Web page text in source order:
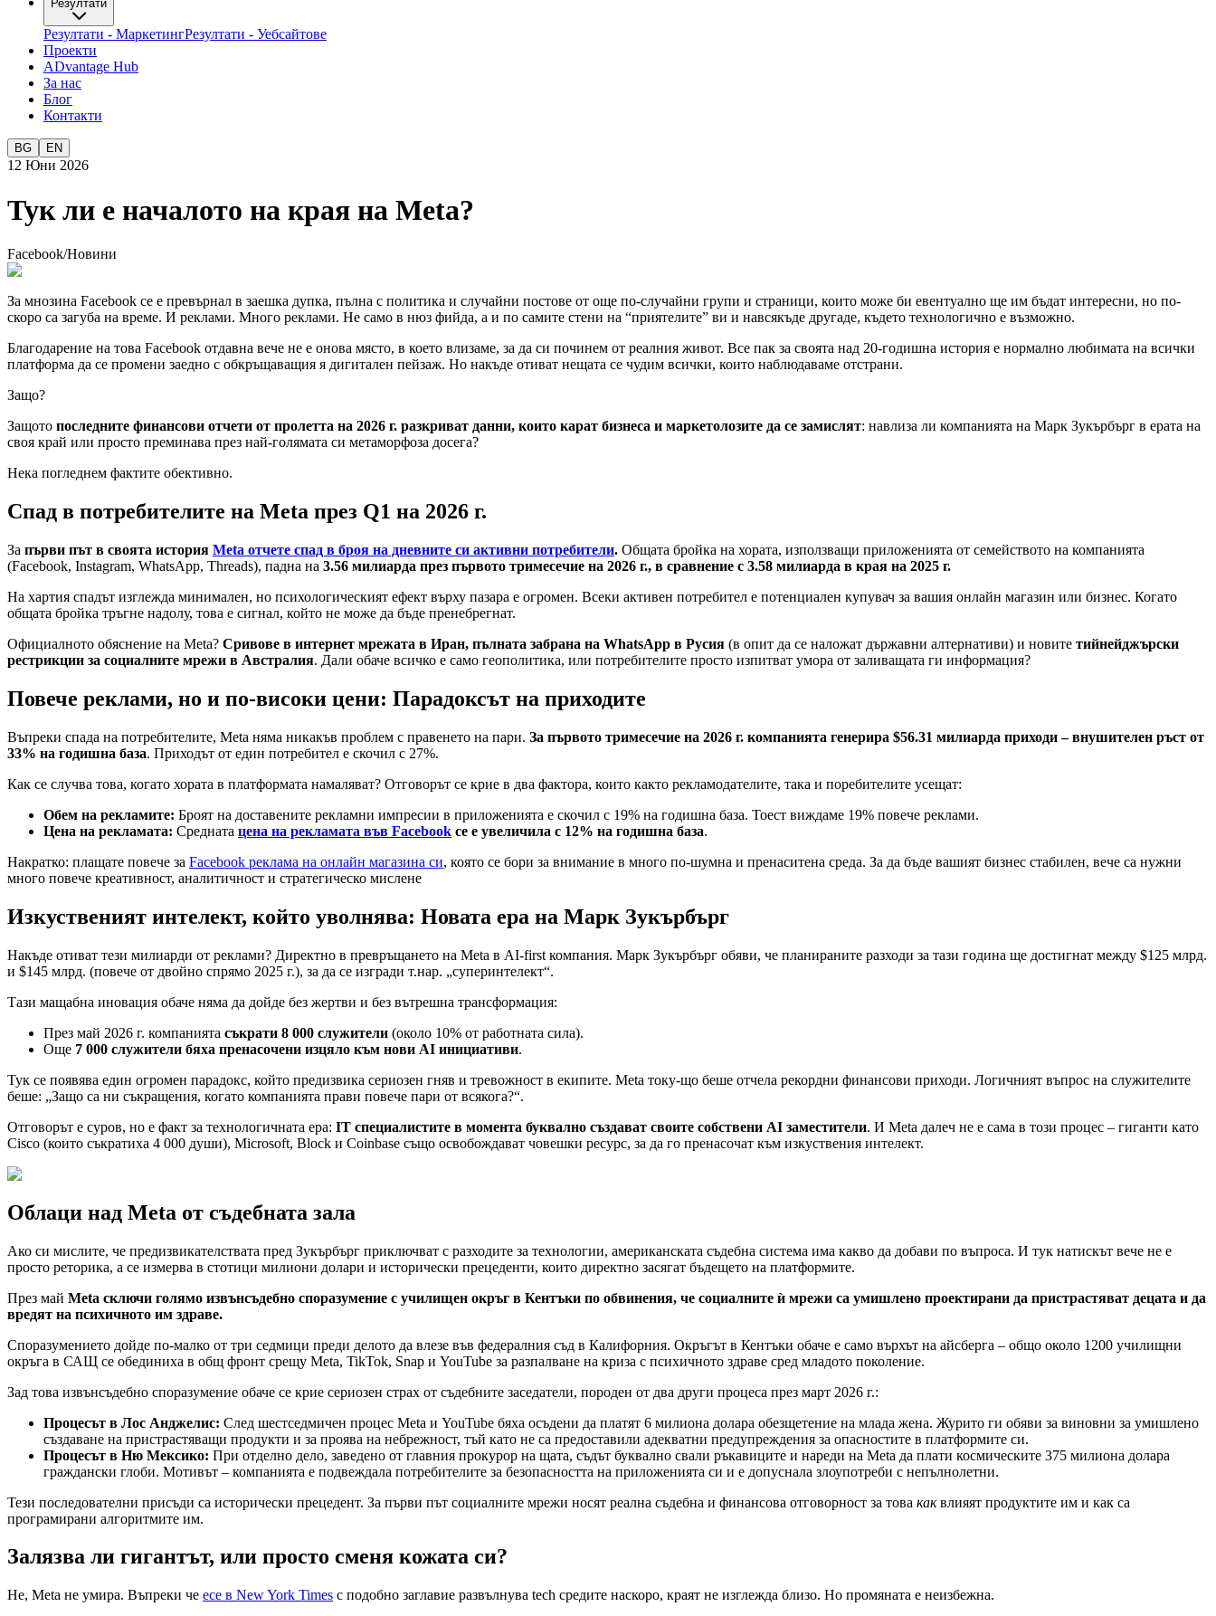
Резултати
Резултати - МаркетингРезултати - Уебсайтове
Проекти
ADvantage Hub
За нас
Блог
Контакти
BG EN
12 Юни 2026
Тук ли е началото на края на Meta?
Facebook/Новини
За мнозина Facebook се е превърнал в заешка дупка, пълна с политика и случайни постове от още по-случайни групи и страници, които може би евентуално ще им бъдат интересни, но по-
скоро са загуба на време. И реклами. Много реклами. Не само в нюз фийда, а и по самите стени на “приятелите” ви и навсякъде другаде, където технологично е възможно.
Благодарение на това Facebook отдавна вече не е онова място, в което влизаме, за да си починем от реалния живот. Все пак за своята над 20-годишна история е нормално любимата на всички
платформа да се промени заедно с обкръщаващия я дигитален пейзаж. Но накъде отиват нещата се чудим всички, които наблюдаваме отстрани.
Защо?
Защото последните финансови отчети от пролетта на 2026 г. разкриват данни, които карат бизнеса и маркетолозите да се замислят: навлиза ли компанията на Марк Зукърбърг в ерата на
своя край или просто преминава през най-голямата си метаморфоза досега?
Нека погледнем фактите обективно.
Спад в потребителите на Meta през Q1 на 2026 г.
За първи път в своята история Meta отчете спад в броя на дневните си активни потребители. Общата бройка на хората, използващи приложенията от семейството на компанията
(Facebook, Instagram, WhatsApp, Threads), падна на 3.56 милиарда през първото тримесечие на 2026 г., в сравнение с 3.58 милиарда в края на 2025 г.
На хартия спадът изглежда минимален, но психологическият ефект върху пазара е огромен. Всеки активен потребител е потенциален купувач за вашия онлайн магазин или бизнес. Когато
общата бройка тръгне надолу, това е сигнал, който не може да бъде пренебрегнат.
Официалното обяснение на Meta? Сривове в интернет мрежата в Иран, пълната забрана на WhatsApp в Русия (в опит да се наложат държавни алтернативи) и новите тийнейджърски
рестрикции за социалните мрежи в Австралия. Дали обаче всичко е само геополитика, или потребителите просто изпитват умора от заливащата ги информация?
Повече реклами, но и по-високи цени: Парадоксът на приходите
Въпреки спада на потребителите, Meta няма никакъв проблем с правенето на пари. За първото тримесечие на 2026 г. компанията генерира $56.31 милиарда приходи – внушителен ръст от
33% на годишна база. Приходът от един потребител е скочил с 27%.
Как се случва това, когато хората в платформата намаляват? Отговорът се крие в два фактора, които както рекламодателите, така и поребителите усещат:
Обем на рекламите: Броят на доставените рекламни импресии в приложенията е скочил с 19% на годишна база. Тоест виждаме 19% повече реклами.
Цена на рекламата: Средната цена на рекламата във Facebook се е увеличила с 12% на годишна база.
Накратко: плащате повече за Facebook реклама на онлайн магазина си, която се бори за внимание в много по-шумна и пренаситена среда. За да бъде вашият бизнес стабилен, вече са нужни
много повече креативност, аналитичност и стратегическо мислене
Изкуственият интелект, който уволнява: Новата ера на Марк Зукърбърг
Накъде отиват тези милиарди от реклами? Директно в превръщането на Meta в AI-first компания. Марк Зукърбърг обяви, че планираните разходи за тази година ще достигнат между $125 млрд.
и $145 млрд. (повече от двойно спрямо 2025 г.), за да се изгради т.нар. „суперинтелект“.
Тази мащабна иновация обаче няма да дойде без жертви и без вътрешна трансформация:
През май 2026 г. компанията съкрати 8 000 служители (около 10% от работната сила).
Още 7 000 служители бяха пренасочени изцяло към нови AI инициативи.
Тук се появява един огромен парадокс, който предизвика сериозен гняв и тревожност в екипите. Meta току-що беше отчела рекордни финансови приходи. Логичният въпрос на служителите
беше: „Защо са ни съкращения, когато компанията прави повече пари от всякога?“.
Отговорът е суров, но е факт за технологичната ера: IT специалистите в момента буквално създават своите собствени AI заместители. И Meta далеч не е сама в този процес – гиганти като
Cisco (които съкратиха 4 000 души), Microsoft, Block и Coinbase също освобождават човешки ресурс, за да го пренасочат към изкуствения интелект.
Облаци над Meta от съдебната зала
Ако си мислите, че предизвикателствата пред Зукърбърг приключват с разходите за технологии, американската съдебна система има какво да добави по въпроса. И тук натискът вече не е
просто реторика, а се измерва в стотици милиони долари и исторически прецеденти, които директно засягат бъдещето на платформите.
През май Meta сключи голямо извънсъдебно споразумение с училищен окръг в Кентъки по обвинения, че социалните ѝ мрежи са умишлено проектирани да пристрастяват децата и да
вредят на психичното им здраве.
Споразумението дойде по-малко от три седмици преди делото да влезе във федералния съд в Калифорния. Окръгът в Кентъки обаче е само върхът на айсберга – общо около 1200 училищни
окръга в САЩ се обединиха в общ фронт срещу Meta, TikTok, Snap и YouTube за разпалване на криза с психичното здраве сред младото поколение.
Зад това извънсъдебно споразумение обаче се крие сериозен страх от съдебните заседатели, породен от два други процеса през март 2026 г.:
Процесът в Лос Анджелис: След шестседмичен процес Meta и YouTube бяха осъдени да платят 6 милиона долара обезщетение на млада жена. Журито ги обяви за виновни за умишлено
създаване на пристрастяващи продукти и за проява на небрежност, тъй като не са предоставили адекватни предупреждения за опасностите в платформите си.
Процесът в Ню Мексико: При отделно дело, заведено от главния прокурор на щата, съдът буквално свали ръкавиците и нареди на Meta да плати космическите 375 милиона долара
граждански глоби. Мотивът – компанията е подвеждала потребителите за безопасността на приложенията си и е допуснала злоупотреби с непълнолетни.
Тези последователни присъди са исторически прецедент. За първи път социалните мрежи носят реална съдебна и финансова отговорност за това каквлияят продуктите им и как са
програмирани алгоритмите им.
Залязва ли гигантът, или просто сменя кожата си?
Не, Meta не умира. Въпреки че есе в New York Times с подобно заглавие развълнува tech средите наскоро, краят не изглежда близо. Но промяната е неизбежна.